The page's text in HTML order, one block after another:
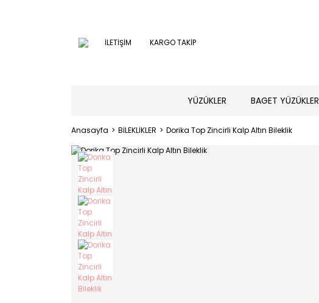
İLETİŞİM KARGO TAKİP
YÜZÜKLER BAGET YÜZÜKLER
Anasayfa BİLEKLİKLER Dorika Top Zincirli Kalp Altın Bileklik